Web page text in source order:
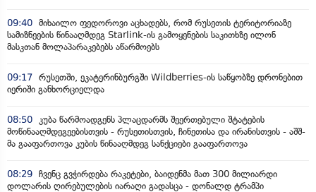
09:40 მიხაილო ფედოროვი აცხადებს, რომ რუსეთის ტერიტორიაზე
სამიზნეების წინააღმდეგ Starlink-ის გამოყენების საკითხზე ილონ
მასკთან მოლაპარაკებებს აწარმოებს
09:17 რუსეთში, ეკატერინბურგში Wildberries-ის საწყობზე დრონებით
იერიში განხორციელდა
08:50 კუბა წარმოადგენს პლაცდარმს შეერთებული შტატების
მოწინააღმდეგეებისთვის - რუსეთისთვის, ჩინეთისა და ირანისთვის - აშშ-
მა გააფართოვა კუბის წინააღმდეგ სანქციები გააფართოვა
08:29 ჩვენც გვჭირდება რაკეტები, ბაიდენმა მათ 300 მილიარდი
დოლარის ღირებულების იარაღი გადასცა - დონალდ ტრამპი